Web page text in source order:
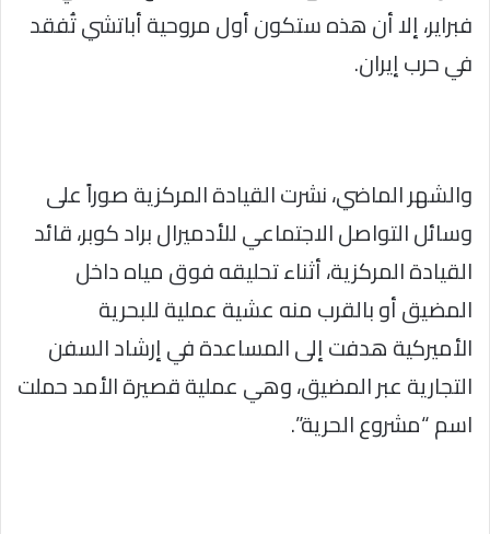
فبراير، إلا أن هذه ستكون أول مروحية أباتشي تُفقد
في حرب إيران.
والشهر الماضي، نشرت القيادة المركزية صوراً على
وسائل التواصل الاجتماعي للأدميرال براد كوبر، قائد
القيادة المركزية، أثناء تحليقه فوق مياه داخل
المضيق أو بالقرب منه عشية عملية للبحرية
الأميركية هدفت إلى المساعدة في إرشاد السفن
التجارية عبر المضيق، وهي عملية قصيرة الأمد حملت
اسم “مشروع الحرية”.